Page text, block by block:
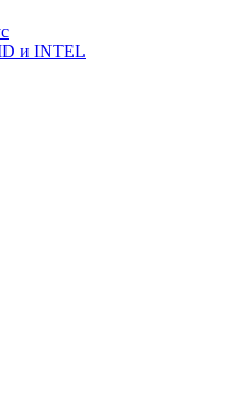
и INTEL